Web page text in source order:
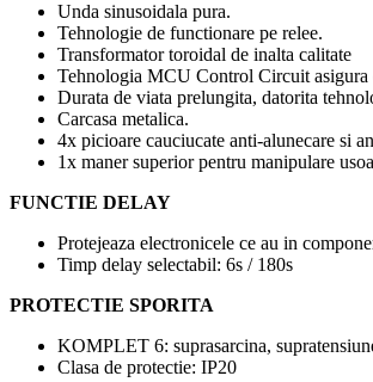
Unda sinusoidala pura.
Tehnologie de functionare pe relee.
Transformator toroidal de inalta calitate
Tehnologia MCU Control Circuit asigura
Durata de viata prelungita, datorita
Carcasa metalica.
4x picioare cauciucate anti-alunecare si
1x maner superior pentru manipulare
FUNCTIE DELAY
Protejeaza electronicele ce au in
Timp delay selectabil: 6s / 180s
PROTECTIE SPORITA
KOMPLET 6: suprasarcina,
Clasa de protectie: IP20